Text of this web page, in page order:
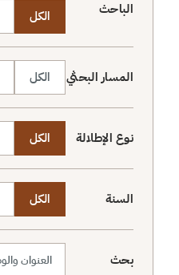
الباحث الكل
المسار البحثي الكل
نوع الإطلالة الكل
السنة الكل
بحث نطاق البحث